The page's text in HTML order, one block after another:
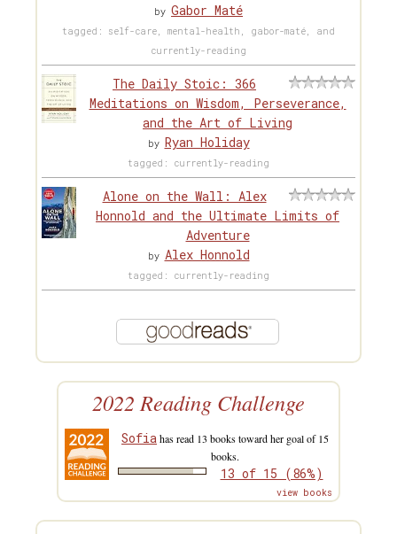
by Gabor Maté
tagged: self-care, mental-health, gabor-maté, and
currently-reading
The Daily Stoic: 366
Meditations on Wisdom, Perseverance,
and the Art of Living
by Ryan Holiday
tagged: currently-reading
Alone on the Wall: Alex
Honnold and the Ultimate Limits of
Adventure
by Alex Honnold
tagged: currently-reading
2022 Reading Challenge
Sofiahas read 13 books toward her goal of 15
books.
13 of 15 (86%)
view books